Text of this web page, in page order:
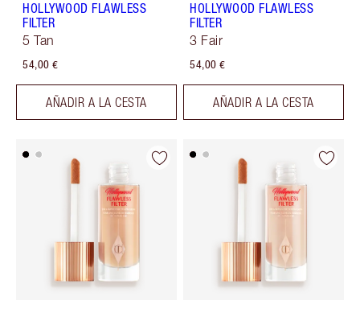
HOLLYWOOD FLAWLESS
FILTER
5 Tan
54,00 €
AÑADIR A LA CESTA
HOLLYWOOD FLAWLESS
FILTER
3 Fair
54,00 €
AÑADIR A LA CESTA